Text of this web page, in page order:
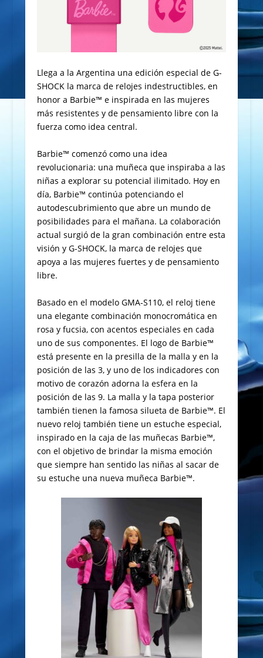
Llega a la Argentina una edición especial de G-
SHOCK la marca de relojes indestructibles, en
honor a Barbie™ e inspirada en las mujeres
más resistentes y de pensamiento libre con la
fuerza como idea central.
Barbie™ comenzó como una idea
revolucionaria: una muñeca que inspiraba a las
niñas a explorar su potencial ilimitado. Hoy en
día, Barbie™ continúa potenciando el
autodescubrimiento que abre un mundo de
posibilidades para el mañana. La colaboración
actual surgió de la gran combinación entre esta
visión y G-SHOCK, la marca de relojes que
apoya a las mujeres fuertes y de pensamiento
libre.
Basado en el modelo GMA-S110, el reloj tiene
una elegante combinación monocromática en
rosa y fucsia, con acentos especiales en cada
uno de sus componentes. El logo de Barbie™
está presente en la presilla de la malla y en la
posición de las 3, y uno de los indicadores con
motivo de corazón adorna la esfera en la
posición de las 9. La malla y la tapa posterior
también tienen la famosa silueta de Barbie™. El
nuevo reloj también tiene un estuche especial,
inspirado en la caja de las muñecas Barbie™,
con el objetivo de brindar la misma emoción
que siempre han sentido las niñas al sacar de
su estuche una nueva muñeca Barbie™.